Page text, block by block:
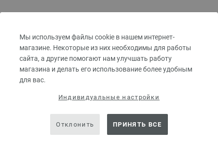
Мы используем файлы cookie в нашем интернет-
магазине. Некоторые из них необходимы для работы
сайта, а другие помогают нам улучшать работу
магазина и делать его использование более удобным
для вас.
Индивидуальные настройки
Отклонить ПРИНЯТЬ ВСЕ
ЖАКЕТ Cool Merino ЖАКЕТ Cool Merino Big